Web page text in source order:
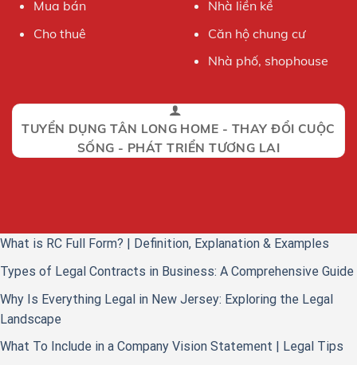
Mua bán
Cho thuê
Nhà liền kề
Căn hộ chung cư
Nhà phố, shophouse
TUYỂN DỤNG TÂN LONG HOME - THAY ĐỔI CUỘC
SỐNG - PHÁT TRIỂN TƯƠNG LAI
What is RC Full Form? | Definition, Explanation & Examples
Types of Legal Contracts in Business: A Comprehensive Guide
Why Is Everything Legal in New Jersey: Exploring the Legal
Landscape
What To Include in a Company Vision Statement | Legal Tips